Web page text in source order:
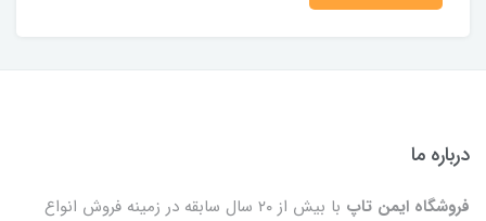
درباره ما
فروشگاه ایمن تاپ
با بیش از ۲۰ سال سابقه در زمینه فروش انواع